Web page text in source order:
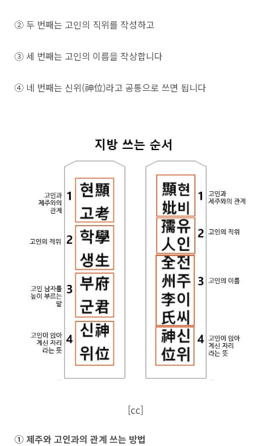
② 두 번째는 고인의 직위를 작성하고
③ 세 번째는 고인의 이름을 작상합니다
④ 네 번째는 신위(神位)라고 공통으로 쓰면 됩니다
[cc]
① 제주와 고인과의 관계 쓰는 방법